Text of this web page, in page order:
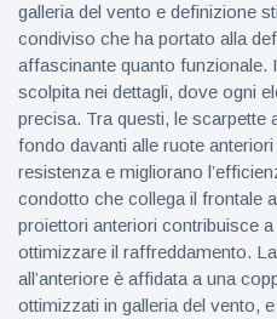
galleria del vento e definizione
condiviso che ha portato alla
affascinante quanto funzionale.
scolpita nei dettagli, dove ogni
precisa. Tra questi, le scarpette
fondo davanti alle ruote
resistenza e migliorano
condotto che collega il frontale
proiettori anteriori contribuisce
ottimizzare il raffreddamento.
all’anteriore è affidata a una
ottimizzati in galleria del vento,